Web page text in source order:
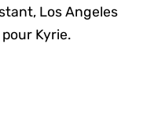
Los Angeles
Kyrie.